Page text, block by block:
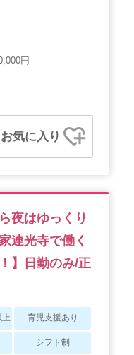
円
お気に入り
夜はゆっくり
連光寺で働く
】日勤のみ/正
育児支援あり
シフト制